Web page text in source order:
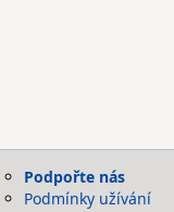
Podpořte nás
Podmínky užívání